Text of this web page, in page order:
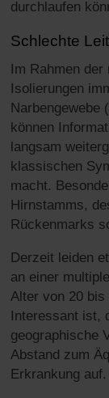
durchlaufen
Schlechte
Im Rahmen
Isolierungen
Narbengewebe
können
langsam
klassischen
macht.
Hirnstamms,
Rückenmarks
Derzeit leiden
an einer
Alter von 20 bis
Interessant ist,
geographische
Abstand zum
Erkrankung auf.